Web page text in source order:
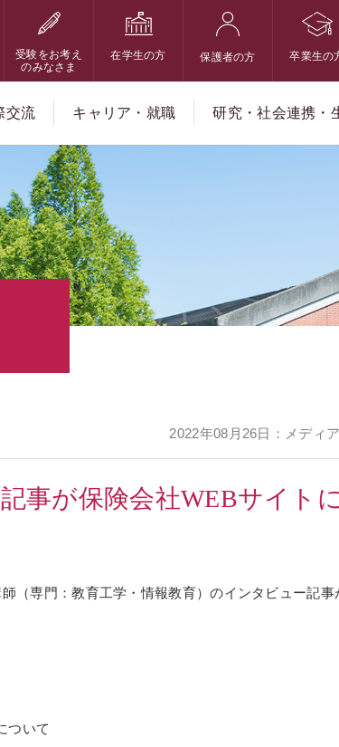
受験をお考え
のみなさま
在学生の方 保護者の方 卒業生の
交流 キャリア・就職 研究・社会連携・
2022年08月26日：メディ
事が保険会社WEBサイトに
（専門：教育工学・情報教育）のインタビュー記事
ついて